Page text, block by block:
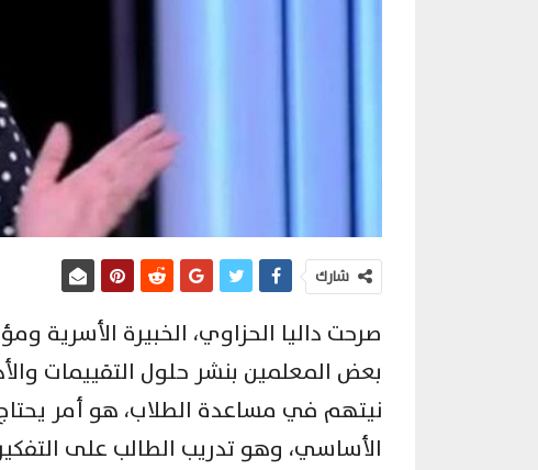
شارك
صرحت داليا الحزاوي، الخبيرة الأسرية
بعض المعلمين بنشر حلول التقييمات
نيتهم في مساعدة الطلاب، هو أمر
الأساسي، وهو تدريب الطالب على